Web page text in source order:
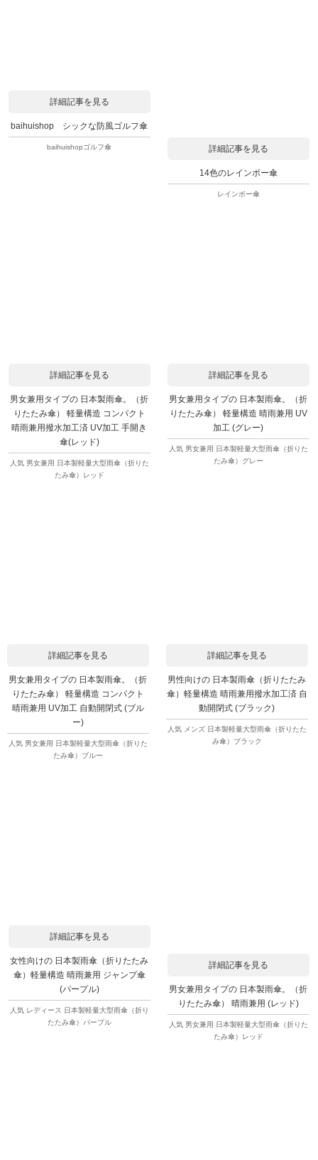
詳細記事を見る
baihuishop シックな防風ゴルフ傘
baihuishopゴルフ傘 詳細記事を見る
14色のレインボー傘
レインボー傘
詳細記事を見る
男女兼用タイプの 日本製雨傘。（折
りたたみ傘） 軽量構造 コンパクト
晴雨兼用撥水加工済 UV加工 手開き
傘(レッド)
人気 男女兼用 日本製軽量大型雨傘（折りた
たみ傘）レッド
詳細記事を見る
男女兼用タイプの 日本製雨傘。（折
りたたみ傘） 軽量構造 晴雨兼用 UV
加工 (グレー)
人気 男女兼用 日本製軽量大型雨傘（折りた
たみ傘）グレー
詳細記事を見る
男女兼用タイプの 日本製雨傘。（折
りたたみ傘） 軽量構造 コンパクト
晴雨兼用 UV加工 自動開閉式 (ブル
ー)
人気 男女兼用 日本製軽量大型雨傘（折りた
たみ傘）ブルー
詳細記事を見る
男性向けの 日本製雨傘（折りたたみ
傘）軽量構造 晴雨兼用撥水加工済 自
動開閉式 (ブラック)
人気 メンズ 日本製軽量大型雨傘（折りたた
み傘）ブラック
詳細記事を見る
女性向けの 日本製雨傘（折りたたみ
傘）軽量構造 晴雨兼用 ジャンプ傘
(パープル)
人気 レディース 日本製軽量大型雨傘（折り
たたみ傘）パープル
詳細記事を見る
男女兼用タイプの 日本製雨傘。（折
りたたみ傘） 晴雨兼用 (レッド)
人気 男女兼用 日本製軽量大型雨傘（折りた
たみ傘）レッド